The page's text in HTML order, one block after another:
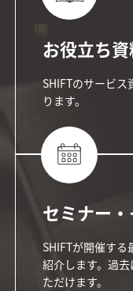
お役立ち
SHIFTのサービ
ります。
セミナー
SHIFTが開催す
紹介します。過
ただけます。